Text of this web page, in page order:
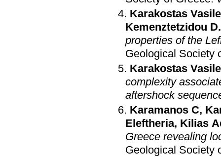
Karakostas
Kemenztetzidou
properties of the
Geological Society
Karakostas
complexity
aftershock
Karamanos C,
Eleftheria, Kilias
Greece revealing
Geological Society